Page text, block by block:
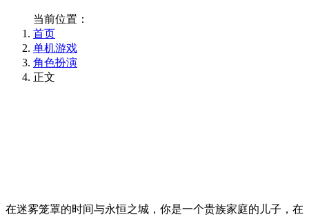
当前位置：
首页
单机游戏
角色扮演
正文
在迷雾笼罩的时间与永恒之城，你是一个贵族家庭的儿子，在